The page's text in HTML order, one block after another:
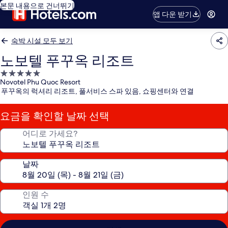
본문 내용으로 건너뛰기
앱 다운 받기
숙박 시설 모두 보기
노보텔 푸꾸옥 리조트
5.0
성
급
숙
박
시
Novotel Phu Quoc Resort
푸꾸옥의 럭셔리 리조트, 풀서비스 스파 있음, 쇼핑센터와 연결
요금을 확인할 날짜 선택
어디로 가세요?
날짜
인원 수